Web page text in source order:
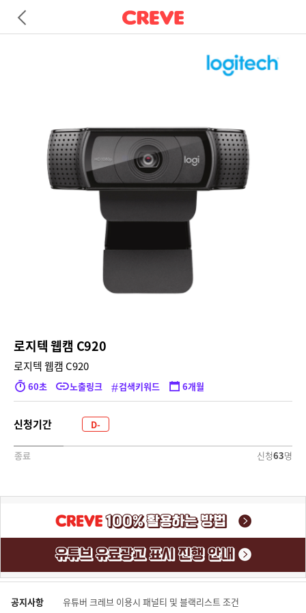
로지텍 웹캠 C920
로지텍 웹캠 C920
60초 노출링크 #검색키워드 6개월
신청기간
D-
종료
명
63
신청
공지사항 유튜버 크레브 이용시 패널티 및 블랙리스트 조건